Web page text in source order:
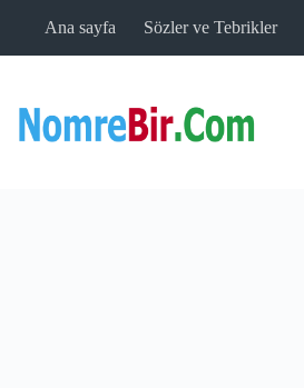
Ana sayfa Sözler ve Tebrikler